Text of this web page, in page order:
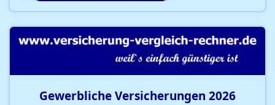
Gewerbliche Versicherungen 2026